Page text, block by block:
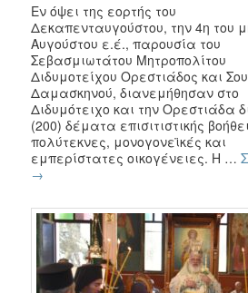
Εν όψει της εορτής του
Δεκαπενταυγούστου, την 4η του
Αυγούστου ε.έ., παρουσία του
Σεβασμιωτάτου Μητροπολίτου
Διδυμοτείχου Ορεστιάδος και
Δαμασκηνού, διανεμήθησαν στο
Διδυμότειχο και την Ορεστιάδα
(200) δέματα επισιτιστικής
πολύτεκνες, μονογονεϊκές και
εμπερίστατες οικογένειες. Η …
→